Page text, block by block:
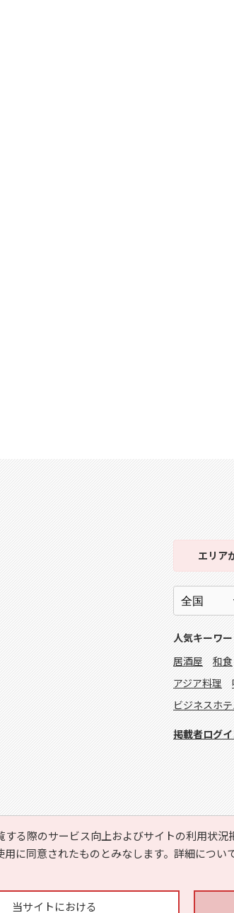
る際のサービス向上およびサイトの利用状
に同意されたものとみなします。詳細について
当サイトにおける
エリア
人気キーワ
居酒屋
和食
アジア料理
ビジネスホ
掲載者ログ
Copyright © HYOJITO.Co.,Ltd. All